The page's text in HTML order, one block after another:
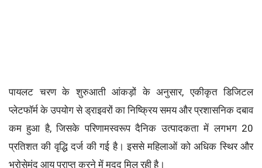
पायलट चरण के शुरुआती आंकड़ों के अनुसार, एकीकृत डिजिटल
प्लेटफॉर्म के उपयोग से ड्राइवरों का निष्क्रिय समय और प्रशासनिक दबाव
कम हुआ है, जिसके परिणामस्वरूप दैनिक उत्पादकता में लगभग 20
प्रतिशत की वृद्धि दर्ज की गई है। इससे महिलाओं को अधिक स्थिर और
भरोसेमंद आय प्राप्त करने में मदद मिल रही है।